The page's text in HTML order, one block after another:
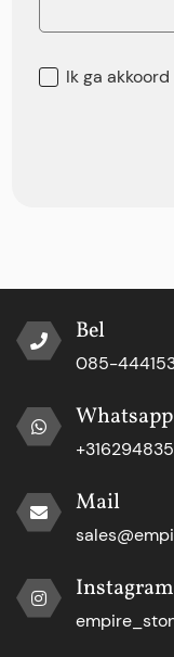
Ik ga
Bel
085-
Whatsapp
Mail
Instagram